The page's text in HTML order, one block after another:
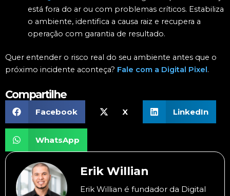
está fora do ar ou com problemas críticos. Estabiliza
o ambiente, identifica a causa raiz e recupera a
operação com garantia de resultado.
Quer entender o risco real do seu ambiente antes que o
próximo incidente aconteça? Fale com a Digital Pixel.
Compartilhe
Facebook X LinkedIn
WhatsApp
Erik Willian
Erik Willian é fundador da Digital